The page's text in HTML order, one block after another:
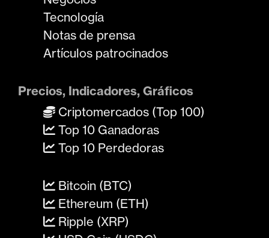
Tecnología
Notas de prensa
Artículos patrocinados
Precios, Indicadores, Gráficos
Criptomercados (Top 100)
Top 10 Ganadoras
Top 10 Perdedoras
Bitcoin (BTC)
Ethereum (ETH)
Ripple (XRP)